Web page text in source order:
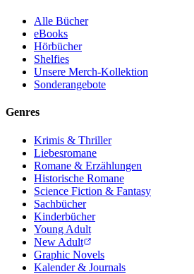
Alle Bücher
eBooks
Hörbücher
Shelfies
Unsere Merch-Kollektion
Sonderangebote
Genres
Krimis & Thriller
Liebesromane
Romane & Erzählungen
Historische Romane
Science Fiction & Fantasy
Sachbücher
Kinderbücher
Young Adult
New Adult
Graphic Novels
Kalender & Journals